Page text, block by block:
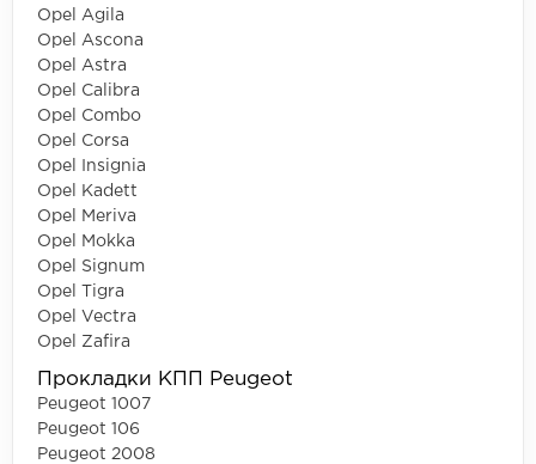
Opel Agila
Opel Ascona
Opel Astra
Opel Calibra
Opel Combo
Opel Corsa
Opel Insignia
Opel Kadett
Opel Meriva
Opel Mokka
Opel Signum
Opel Tigra
Opel Vectra
Opel Zafira
Прокладки КПП Peugeot
Peugeot 1007
Peugeot 106
Peugeot 2008